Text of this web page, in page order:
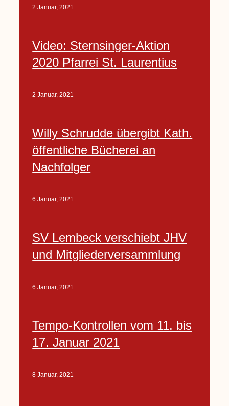
2 Januar, 2021
Video: Sternsinger-Aktion
2020 Pfarrei St. Laurentius
2 Januar, 2021
Willy Schrudde übergibt Kath.
öffentliche Bücherei an
Nachfolger
6 Januar, 2021
SV Lembeck verschiebt JHV
und Mitgliederversammlung
6 Januar, 2021
Tempo-Kontrollen vom 11. bis
17. Januar 2021
8 Januar, 2021